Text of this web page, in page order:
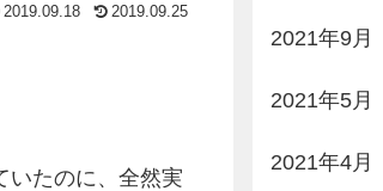
2019.09.18
2019.09.25
いたのに、全然実
2021年9月
2021年5月
2021年4月